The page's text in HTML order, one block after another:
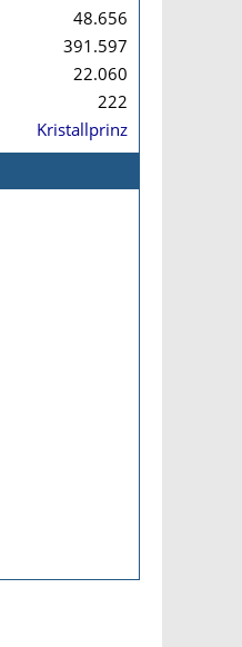
48.656
391.597
22.060
222
Kristallprinz